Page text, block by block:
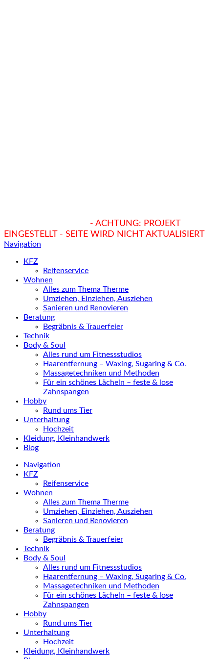
- ACHTUNG: PROJEKT
EINGESTELLT - SEITE WIRD NICHT AKTUALISIERT
Navigation
KFZ
Reifenservice
Wohnen
Alles zum Thema Therme
Umziehen, Einziehen, Ausziehen
Sanieren und Renovieren
Beratung
Begräbnis & Trauerfeier
Technik
Body & Soul
Alles rund um Fitnessstudios
Haarentfernung – Waxing, Sugaring & Co.
Massagetechniken und Methoden
Für ein schönes Lächeln – feste & lose
Zahnspangen
Hobby
Rund ums Tier
Unterhaltung
Hochzeit
Kleidung, Kleinhandwerk
Blog
Navigation
KFZ
Reifenservice
Wohnen
Alles zum Thema Therme
Umziehen, Einziehen, Ausziehen
Sanieren und Renovieren
Beratung
Begräbnis & Trauerfeier
Technik
Body & Soul
Alles rund um Fitnessstudios
Haarentfernung – Waxing, Sugaring & Co.
Massagetechniken und Methoden
Für ein schönes Lächeln – feste & lose
Zahnspangen
Hobby
Rund ums Tier
Unterhaltung
Hochzeit
Kleidung, Kleinhandwerk